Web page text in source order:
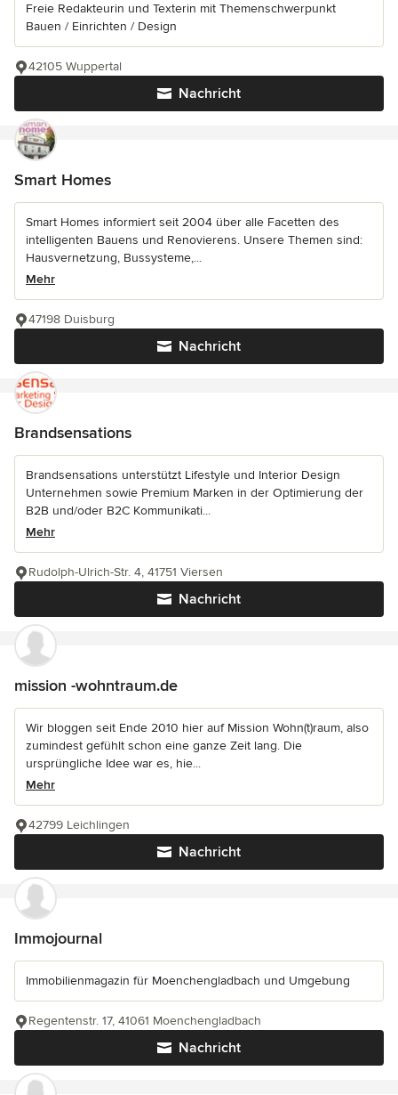
Freie Redakteurin und Texterin mit Themenschwerpunkt
Bauen / Einrichten / Design
Nachricht
42105 Wuppertal
Smart Homes
Smart Homes informiert seit 2004 über alle Facetten des
intelligenten Bauens und Renovierens. Unsere Themen sind:
Hausvernetzung, Bussysteme,...
Mehr
Nachricht
47198 Duisburg
Brandsensations
Brandsensations unterstützt Lifestyle und Interior Design
Unternehmen sowie Premium Marken in der Optimierung der
B2B und/oder B2C Kommunikati...
Mehr
Nachricht
Rudolph-Ulrich-Str. 4, 41751 Viersen
mission -wohntraum.de
Wir bloggen seit Ende 2010 hier auf Mission Wohn(t)raum, also
zumindest gefühlt schon eine ganze Zeit lang. Die
ursprüngliche Idee war es, hie...
Mehr
Nachricht
42799 Leichlingen
Immojournal
Immobilienmagazin für Moenchengladbach und Umgebung
Nachricht
Regentenstr. 17, 41061 Moenchengladbach